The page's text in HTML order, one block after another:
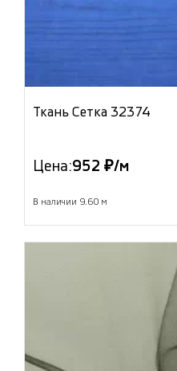
Ткань Сетка 32374
Цена:952 ₽/м
В наличии 9.60 м